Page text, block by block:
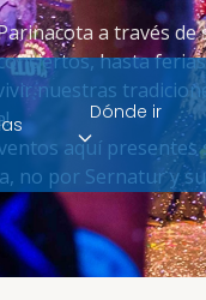
Dónde ir
a través de
hasta
nuestras
aquí
no por Sernatur y